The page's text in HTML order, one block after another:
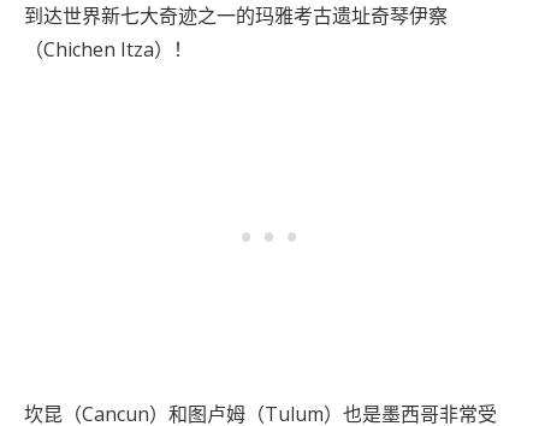
到达世界新七大奇迹之一的玛雅考古遗址奇琴伊察
（Chichen Itza）！
坎昆（Cancun）和图卢姆（Tulum）也是墨西哥非常受